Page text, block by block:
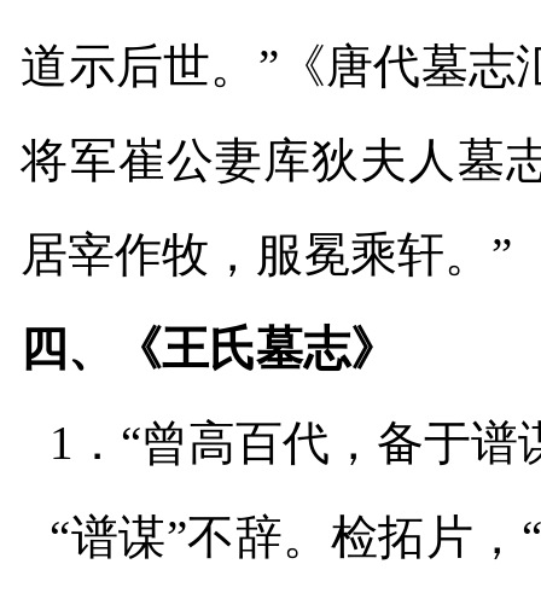
道示后世。” 《唐代墓志
将军崔公妻库狄夫人墓
居宰作牧，服冕乘轩。”
四、《王氏墓志》
1 ．“曾高百代，备于谱
“谱谋”不辞。检拓片，